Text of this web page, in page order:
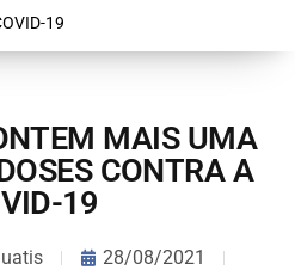
19
MAIS UMA
CONTRA A
19
28/08/2021